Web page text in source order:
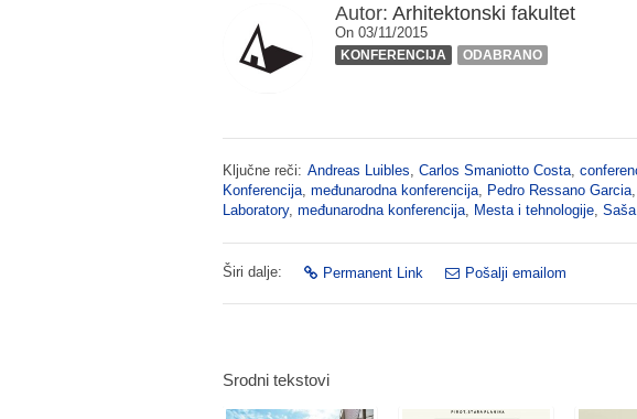
Autor: Arhitektonski fakultet
On 03/11/2015
KONFERENCIJA ODABRANO
Ključne reči: Andreas Luibles Carlos Smaniotto Costa
Konferencija međunarodna konferencija Pedro Ressano Garcia
Laboratory, međunarodna konferencija Mesta i tehnologije
Širi dalje: Permanent Link Pošalji emailom
Srodni tekstovi